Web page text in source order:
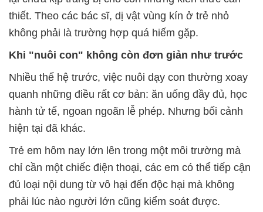
thiết. Theo các bác sĩ, dị vật vùng kín ở trẻ nhỏ
không phải là trường hợp quá hiếm gặp.
Khi "nuôi con" không còn đơn giản như trước
Nhiều thế hệ trước, việc nuôi dạy con thường xoay
quanh những điều rất cơ bản: ăn uống đầy đủ, học
hành tử tế, ngoan ngoãn lễ phép. Nhưng bối cảnh
hiện tại đã khác.
Trẻ em hôm nay lớn lên trong một môi trường mà
chỉ cần một chiếc điện thoại, các em có thể tiếp cận
đủ loại nội dung từ vô hại đến độc hại mà không
phải lúc nào người lớn cũng kiểm soát được.